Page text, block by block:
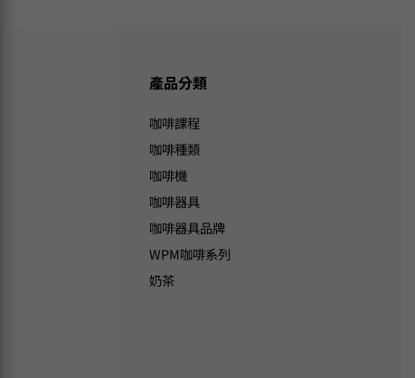
產品分類
咖啡課程
咖啡種類
咖啡機
咖啡器具
咖啡器具品牌
WPM咖啡系列
奶茶